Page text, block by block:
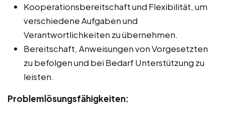
Kooperationsbereitschaft und Flexibilität, um
verschiedene Aufgaben und
Verantwortlichkeiten zu übernehmen.
Bereitschaft, Anweisungen von Vorgesetzten
zu befolgen und bei Bedarf Unterstützung zu
leisten.
Problemlösungsfähigkeiten: